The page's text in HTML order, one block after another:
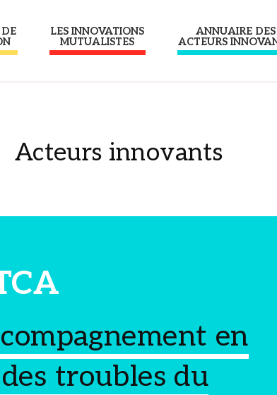
LES INNOVATIONS
MUTUALISTES
ANNUAIRE DES
ACTEURS
Acteurs innovants
en
troubles du